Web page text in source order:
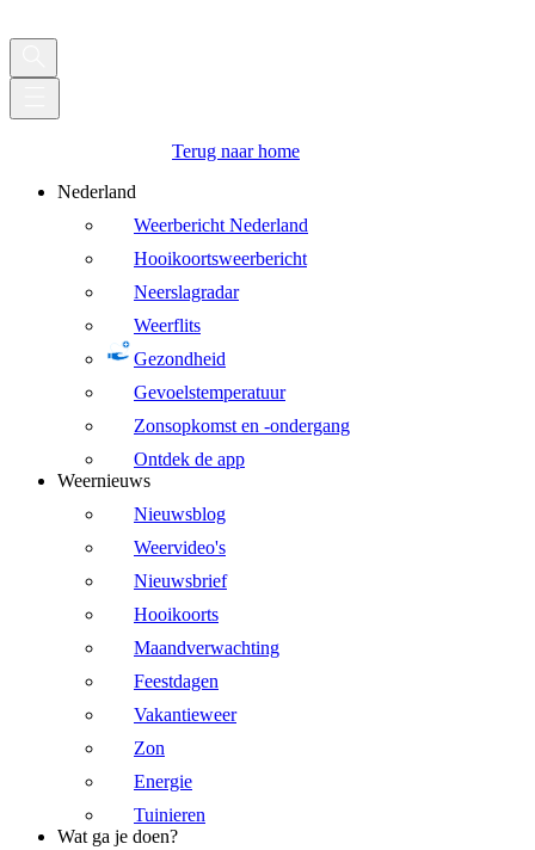
Terug naar home
Nederland
Weerbericht Nederland
Hooikoortsweerbericht
Neerslagradar
Weerflits
Gezondheid
Gevoelstemperatuur
Zonsopkomst en -ondergang
Ontdek de app
Weernieuws
Nieuwsblog
Weervideo's
Nieuwsbrief
Hooikoorts
Maandverwachting
Feestdagen
Vakantieweer
Zon
Energie
Tuinieren
Wat ga je doen?